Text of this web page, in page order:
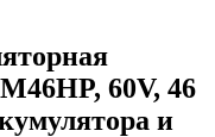
60V, 46
и